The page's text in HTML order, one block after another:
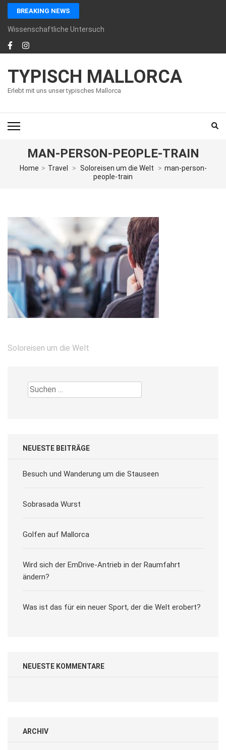
Skip
content
(Press
Enter)
BREAKING NEWS
Wissenschaftliche Untersuchung von Organismen im Ozean
TYPISCH MALLORCA
Erlebt mit uns unser typisches Mallorca
MAN-PERSON-PEOPLE-TRAIN
Home > Travel > Soloreisen um die Welt > man-person-
people-train
Beitragsnavigation
Soloreisen um die Welt
Suchen
nach:
NEUESTE BEITRÄGE
Besuch und Wanderung um die Stauseen
Sobrasada Wurst
Golfen auf Mallorca
Wird sich der EmDrive-Antrieb in der Raumfahrt
ändern?
Was ist das für ein neuer Sport, der die Welt erobert?
NEUESTE KOMMENTARE
ARCHIV